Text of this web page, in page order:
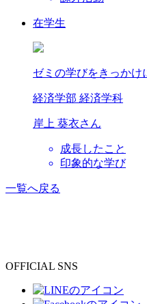
在学生
ゼミの学びをきっかけ
経済学部 経済学科
岸上 葵衣さん
成長したこと
印象的な学び
一覧へ戻る
OFFICIAL SNS